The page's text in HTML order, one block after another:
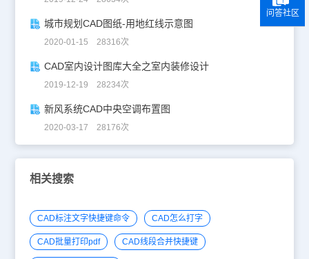
城市规划CAD图纸-用地红线示意图
2020-01-15 28316次
CAD室内设计图库大全之室内装修设计
2019-12-19 28234次
新风系统CAD中央空调布置图
2020-03-17 28176次
相关搜索
CAD标注文字快捷键命令 CAD怎么打字
CAD批量打印pdf CAD线段合并快捷键
问答社区